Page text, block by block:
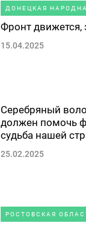
ДОНЕЦКАЯ
Фронт движется,
15.04.2025
Серебряный
должен помочь
судьба нашей
25.02.2025
РОСТОВСКАЯ